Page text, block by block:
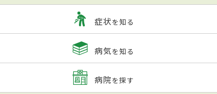
症状を知る
病気を知る
病院を探す